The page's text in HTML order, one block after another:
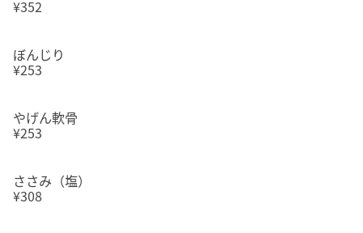
¥352
ぼんじり
¥253
やげん軟骨
¥253
ささみ（塩）
¥308